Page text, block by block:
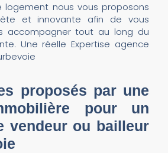
logement nous vous proposons
et innovante afin de vous
accompagner tout au long du
Une réelle Expertise agence
proposés par une
pour un
vendeur ou bailleur